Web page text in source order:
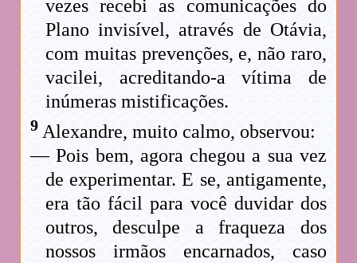
vezes recebi as comunicações do
Plano invisível, através de Otávia,
com muitas prevenções, e, não raro,
vacilei, acreditando-a vítima de
inúmeras mistificações.
9 Alexandre, muito calmo, observou:
— Pois bem, agora chegou a sua vez
de experimentar. E se, antigamente,
era tão fácil para você duvidar dos
outros, desculpe a fraqueza dos
nossos irmãos encarnados, caso